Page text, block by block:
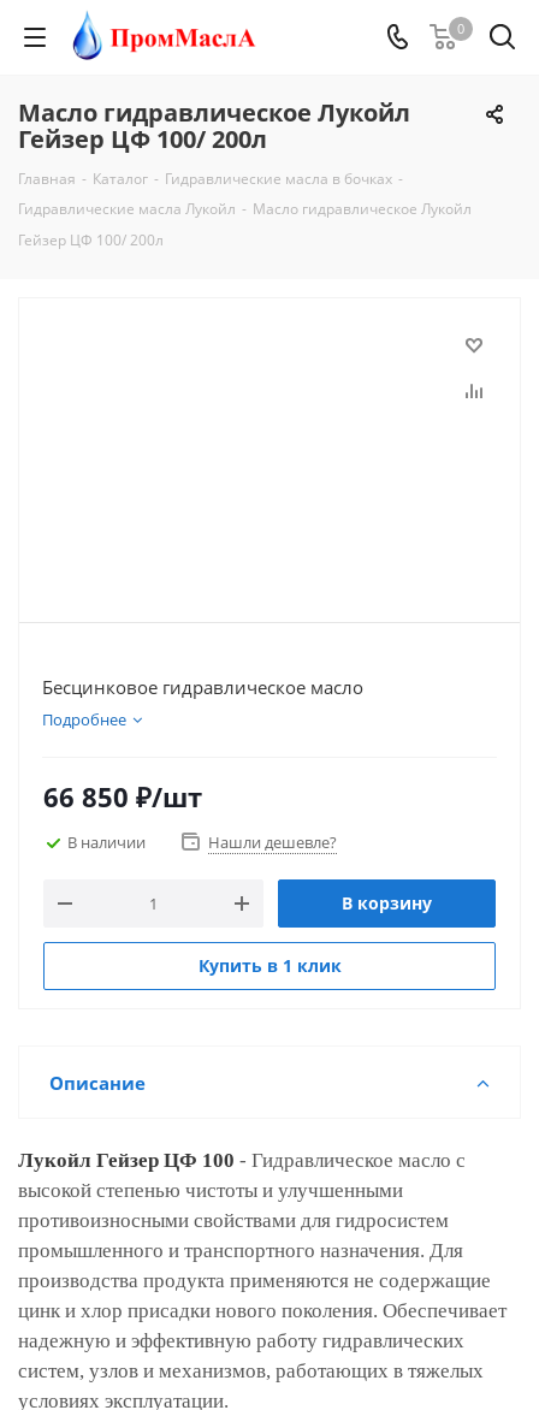
0
Масло гидравлическое Лукойл
Гейзер ЦФ 100/ 200л
Главная - Каталог - Гидравлические масла в бочках -
Гидравлические масла Лукойл - Масло гидравлическое Лукойл
Гейзер ЦФ 100/ 200л
Бесцинковое гидравлическое масло
Подробнее
66 850 ₽/шт
В наличии Нашли дешевле?
В корзину
Купить в 1 клик
Описание
Лукойл Гейзер ЦФ 100 - Гидравлическое масло с
высокой степенью чистоты и улучшенными
противоизносными свойствами для гидросистем
промышленного и транспортного назначения. Для
производства продукта применяются не содержащие
цинк и хлор присадки нового поколения. Обеспечивает
надежную и эффективную работу гидравлических
систем, узлов и механизмов, работающих в тяжелых
условиях эксплуатации.